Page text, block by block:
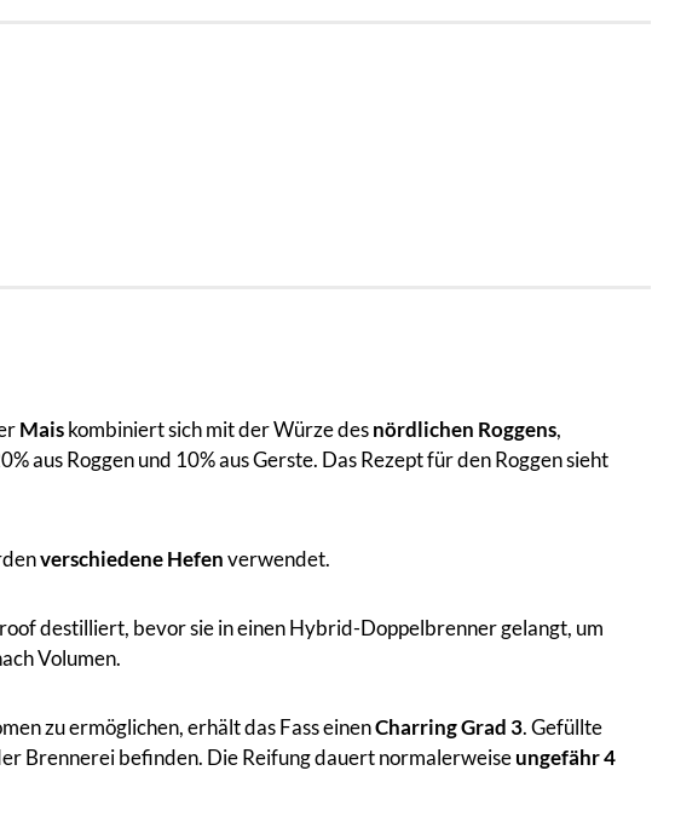
Maiskombiniert sich mit der Würze desnördlichen Roggens,
aus Roggen und 10% aus Gerste. Das Rezept für den Roggen sieht
verschiedene Hefenverwendet.
destilliert, bevor sie in einen Hybrid-Doppelbrenner gelangt, um
Volumen.
zu ermöglichen, erhält das Fass einenCharring Grad 3. Gefüllte
Brennerei befinden. Die Reifung dauert normalerweiseungefähr 4